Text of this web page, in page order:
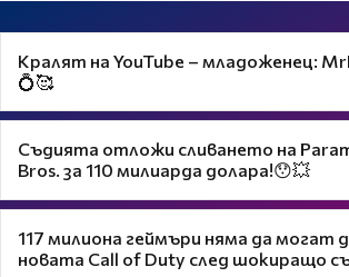
Кралят на YouTube – младоженец:
💍🥰
Съдията отложи сливането на
Bros. за 110 милиарда долара!😯💥
117 милиона геймъри няма да могат
новата Call of Duty след шокиращо